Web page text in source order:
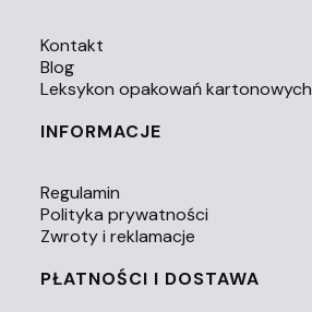
Kontakt
Blog
Leksykon opakowań kartonowych
INFORMACJE
Regulamin
Polityka prywatności
Zwroty i reklamacje
PŁATNOŚCI I DOSTAWA